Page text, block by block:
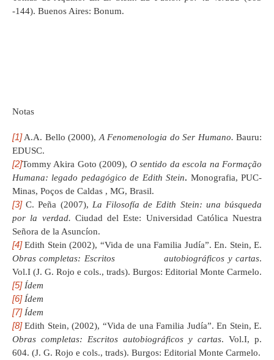
-144). Buenos Aires: Bonum.
Notas
[1]A.A. Bello (2000),A Fenomenologia do Ser Humano. Bauru:
EDUSC.
[2]Tommy Akira Goto (2009), O sentido da escola na Formação
Humana: legado pedagógico de Edith Stein. Monografia, PUC-
Minas, Poços de Caldas , MG, Brasil.
[3]C. Peña (2007), La Filosofía de Edith Stein: una búsqueda
por la verdad. Ciudad del Este: Universidad Católica Nuestra
Señora de la Asuncíon.
[4]Edith Stein (2002), “Vida de una Familia Judía”. En. Stein, E.
Obras completas: Escritos autobiográficos y cartas.
Vol.I (J. G. Rojo e cols., trads). Burgos: Editorial Monte Carmelo.
[5] Ídem
[6] Ídem
[7] Ídem
[8]Edith Stein, (2002), “Vida de una Familia Judía”. En Stein, E.
Obras completas: Escritos autobiográficos y cartas. Vol.I, p.
604. (J. G. Rojo e cols., trads). Burgos: Editorial Monte Carmelo.